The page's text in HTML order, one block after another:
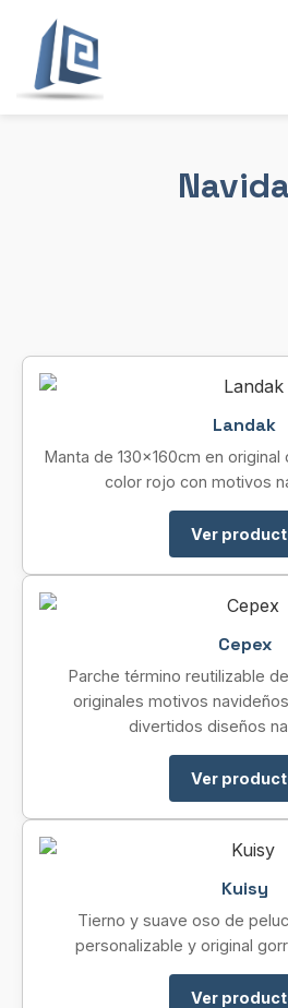
Landak
Manta de 130x160cm en
color rojo con motivos
Ver
Cepex
Parche término reutilizable
originales motivos
divertidos diseños
Ver
Kuisy
Tierno y suave oso de
personalizable y original
Ver